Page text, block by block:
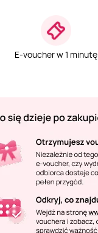
E-voucher w 1 minutę